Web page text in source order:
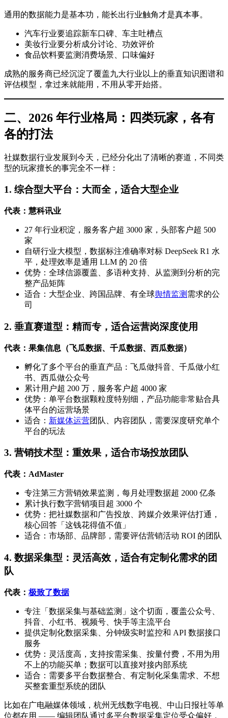
通用的数据能力是基本功，能长出行业触角才是真本事。
汽车行业要追踪新车口碑、车主吐槽点
美妆行业要分析成分讨论、功效评价
食品饮料要监测消费场景、口味偏好
成熟的服务商已经沉淀了覆盖九大行业以上的垂直知识图谱和
评估模型，拿过来就能用，不用从零开始搭。
二、2026 年行业格局：四类玩家，各有
各的打法
社媒数据行业发展到今天，已经分化出了清晰的赛道，不同类
型的玩家擅长的事完全不一样：
1. 综合型大平台：大而全，适合大型企业
代表：慧科讯业
27 年行业积淀，服务客户超 3000 家，头部客户超 500
家
自研行业大模型，数据标注准确率对标 DeepSeek R1 水
平，处理效率是通用 LLM 的 20 倍
优势：全球信源覆盖、多语种支持、从监测到分析的完
整产品矩阵
适合：大型企业、跨国品牌、有全球舆情监测 需求的公
司
2. 垂直赛道型：精而专，适合运营岗深度使用
代表：果集信息（飞瓜数据、千瓜数据、西瓜数据）
孵化了多个平台的垂直产品：飞瓜做抖音、千瓜做小红
书、西瓜做公众号
累计用户超 200 万，服务客户超 4000 家
优势：单平台数据颗粒度特别细，产品功能非常贴合具
体平台的运营场景
适合： 新媒体运营团队、内容团队，需要深度研究单个
平台的玩法
3. 营销技术型：重效果，适合市场投放团队
代表：AdMaster
专注第三方营销效果监测，每月处理数据超 2000 亿条
累计执行数字营销项目超 3000 个
优势：把社媒数据和广告投放、跨媒介效果评估打通，
核心回答「这钱花得值不值」
适合：市场部、品牌部，需要评估营销活动 ROI 的团队
4. 数据采集型：灵活高效，适合有定制化需求的团
队
代表： 极致了数据
专注「数据采集与基础监测」这个切面，覆盖公众号、
抖音、小红书、视频号、快手等主流平台
提供定制化数据采集、分钟级实时监控和 API 数据接口
服务
优势：灵活度高，支持按需采集、按量付费，不用为用
不上的功能买单；数据可以直接对接内部系统
适合：需要多平台数据整合、有定制化采集需求、不想
买整套重型系统的团队
比如在广电融媒体领域，杭州无线数字电视、中山日报社等单
位都在用 —— 编辑团队通过多平台数据采集定位受众偏好，